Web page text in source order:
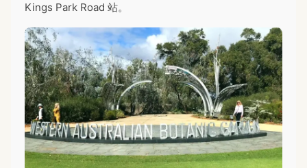
Kings Park Road 站。